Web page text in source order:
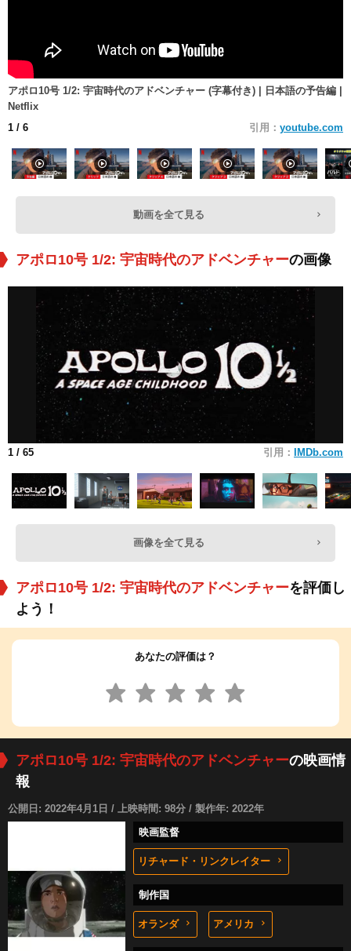
アポロ10号 1/2: 宇宙時代のアドベンチャー (字幕付き) | 日本語の予告編 |
Netflix
1 / 6 引用： youtube.com
動画を全て見る
アポロ10号 1/2: 宇宙時代のアドベンチャーの画像
1 / 65 引用： IMDb.com
画像を全て見る
アポロ10号 1/2: 宇宙時代のアドベンチャーを評価し
よう！
あなたの評価は？
アポロ10号 1/2: 宇宙時代のアドベンチャーの映画情
報
公開日: 2022年4月1日 / 上映時間: 98分 / 製作年: 2022年
映画監督
リチャード・リンクレイター
制作国
オランダ アメリカ